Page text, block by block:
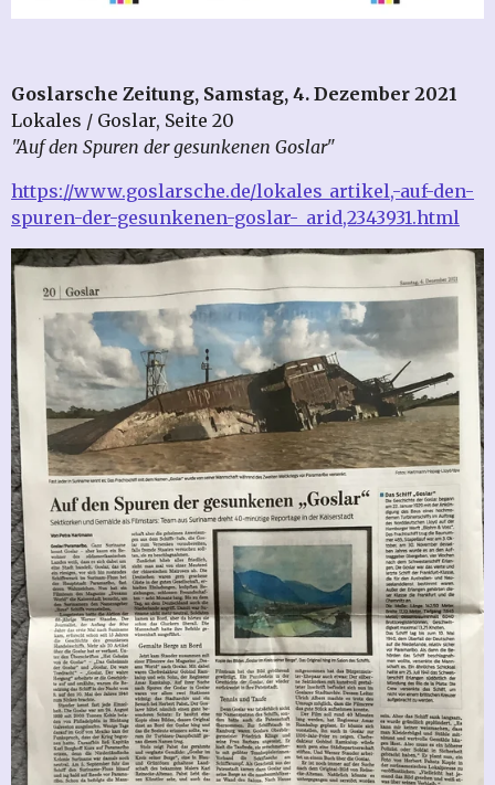
Goslarsche Zeitung, Samstag, 4. Dezember 2021
Lokales / Goslar, Seite 20
"Auf den Spuren der gesunkenen Goslar"
https://www.goslarsche.de/lokales_artikel,-auf-den-
spuren-der-gesunkenen-goslar-_arid,2343931.html